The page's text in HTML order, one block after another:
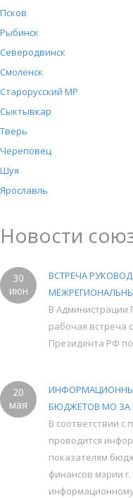
Псков
Рыбинск
Северодвинск
Смоленск
Старорусский МР
Сыктывкар
Тверь
Череповец
Шуя
Ярославль
Новости
30
июн
ВСТРЕЧА
В Администрации
рабочая встреча
Президента РФ
20
мая
БЮДЖЕТОВ МО ЗА
В соответствии с
проводится
показателям
финансов мэрии